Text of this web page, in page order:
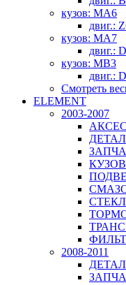
кузов: MA6
двиг.:
кузов: MA7
двиг.:
кузов: MB3
двиг.:
Смотреть
ELEMENT
2003-2007
2008-2011